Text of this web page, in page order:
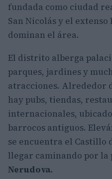
fundada como ciudad
San Nicolás y el
dominan el área.
El distrito alberga
parques, jardines y
atracciones. Alrededor
hay pubs, tiendas,
internacionales,
barrocos antiguos.
se encuentra el Castillo
llegar caminando por la
Nerudova.